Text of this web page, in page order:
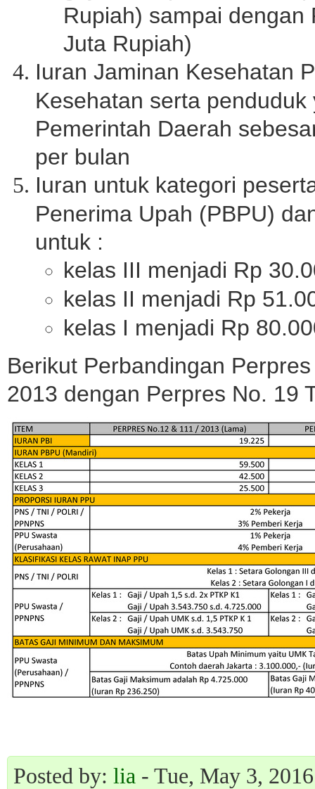
Rupiah) sampai
Juta Rupiah)
Iuran Jaminan Kesehatan
Kesehatan serta
Pemerintah Daerah
per bulan
Iuran untuk kategori
Penerima Upah (PBPU)
untuk :
kelas III menjadi Rp
kelas II menjadi Rp
kelas I menjadi Rp
Berikut Perbandingan
2013 dengan Perpres No. 19
Posted by: lia - Tue, May 3,